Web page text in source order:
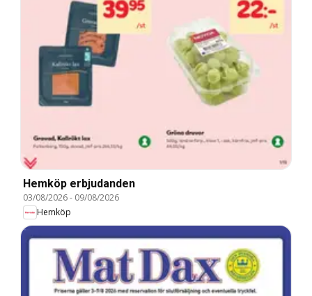
Hemköp erbjudanden
03/08/2026- 09/08/2026
Hemköp